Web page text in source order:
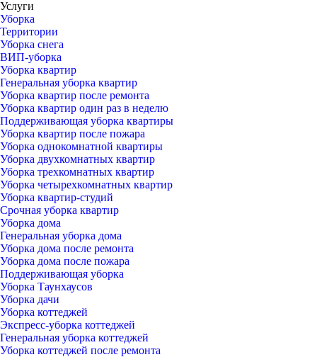
Услуги
Уборка
Территории
Уборка снега
ВИП-уборка
Уборка квартир
Генеральная уборка квартир
Уборка квартир после ремонта
Уборка квартир один раз в неделю
Поддерживающая уборка квартиры
Уборка квартир после пожара
Уборка однокомнатной квартиры
Уборка двухкомнатных квартир
Уборка трехкомнатных квартир
Уборка четырехкомнатных квартир
Уборка квартир-студий
Срочная уборка квартир
Уборка дома
Генеральная уборка дома
Уборка дома после ремонта
Уборка дома после пожара
Поддерживающая уборка
Уборка Таунхаусов
Уборка дачи
Уборка коттеджей
Экспресс-уборка коттеджей
Генеральная уборка коттеджей
Уборка коттеджей после ремонта